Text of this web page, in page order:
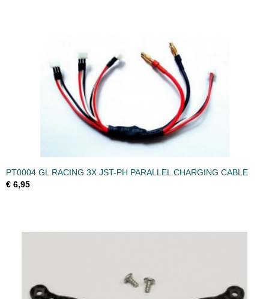
PT0004 GL RACING 3X JST-PH PARALLEL CHARGING CABLE
€ 6,95